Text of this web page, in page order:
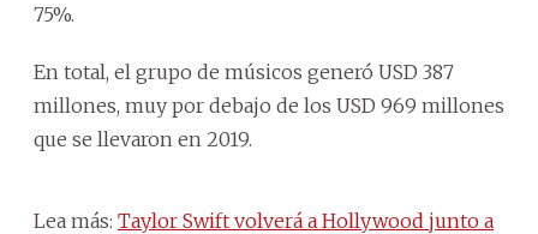
75%.
En total, el grupo de músicos generó USD 387
millones, muy por debajo de los USD 969 millones
que se llevaron en 2019.
Lea más: Taylor Swift volverá a Hollywood junto a